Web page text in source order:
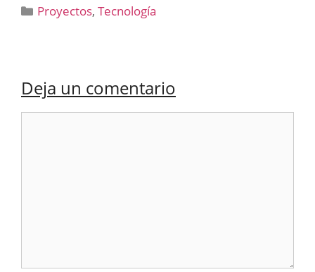
Categorías
Proyectos,Tecnología
Deja un comentario